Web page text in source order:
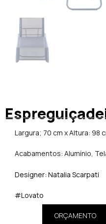
Largura; 70 cm x Altura: 98
Acabamentos: Alumínio,
Designer: Natalia Scarpati
#Lovato
ORÇAMENTO